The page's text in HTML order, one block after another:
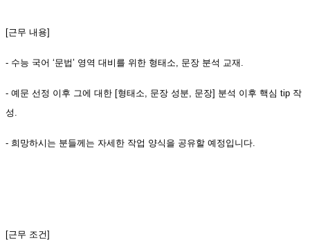
[근무 내용]
- 수능 국어 ‘문법’ 영역 대비를 위한 형태소, 문장 분석 교재.
- 예문 선정 이후 그에 대한 [형태소, 문장 성분, 문장] 분석 이후 핵심 tip 작
성.
- 희망하시는 분들께는 자세한 작업 양식을 공유할 예정입니다.
[근무 조건]